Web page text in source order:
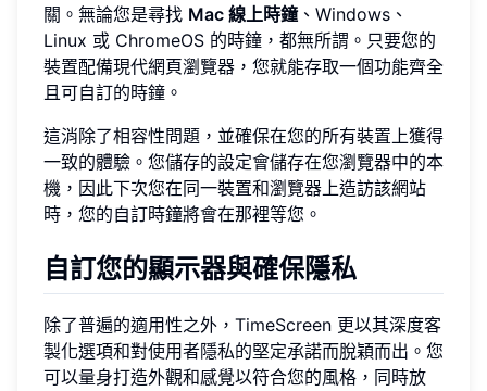
關。無論您是尋找 Mac 線上時鐘、Windows、
Linux 或 ChromeOS 的時鐘，都無所謂。只要您的
裝置配備現代網頁瀏覽器，您就能存取一個功能齊全
且可自訂的時鐘。
這消除了相容性問題，並確保在您的所有裝置上獲得
一致的體驗。您儲存的設定會儲存在您瀏覽器中的本
機，因此下次您在同一裝置和瀏覽器上造訪該網站
時，您的自訂時鐘將會在那裡等您。
自訂您的顯示器與確保隱私
除了普遍的適用性之外，TimeScreen 更以其深度客
製化選項和對使用者隱私的堅定承諾而脫穎而出。您
可以量身打造外觀和感覺以符合您的風格，同時放